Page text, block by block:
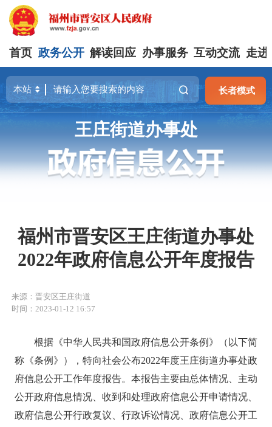
首页 政务公开 解读回应 办事服务 互动交流 走进
长者模式
王庄街道办事处
福州市晋安区王庄街道办事处
2022年政府信息公开年度报告
来源：晋安区王庄街道
时间：2023-01-12 16:57
根据《中华人民共和国政府信息公开条例》（以下简
称《条例》），特向社会公布2022年度王庄街道办事处政
府信息公开工作年度报告。本报告主要由总体情况、主动
公开政府信息情况、收到和处理政府信息公开申请情况、
政府信息公开行政复议、行政诉讼情况、政府信息公开工